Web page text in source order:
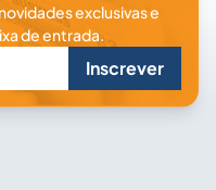
exclusivas e
de entrada.
Inscrever